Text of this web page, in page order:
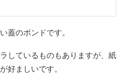
蓋のボンドです。
しているものもありますが、紙
好ましいです。